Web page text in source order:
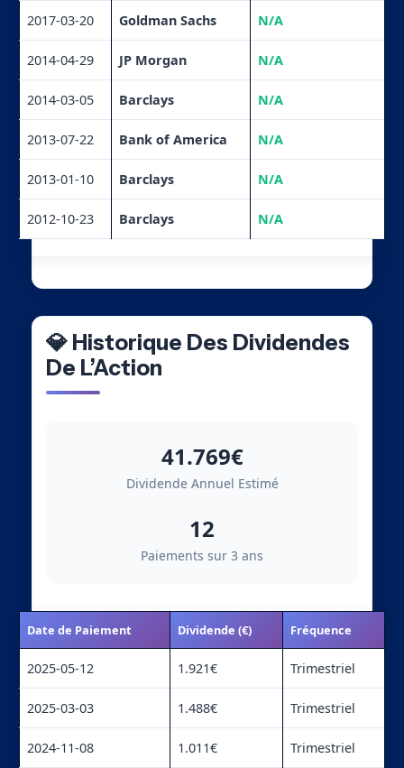
2017-03-20 Goldman Sachs N/A
2014-04-29 JP Morgan N/A
2014-03-05 Barclays N/A
2013-07-22 Bank of America N/A
2013-01-10 Barclays N/A
2012-10-23 Barclays N/A
💎 Historique Des Dividendes
De L’Action
41.769€
Dividende Annuel Estimé
12
Paiements sur 3 ans
Date de Paiement Dividende (€) Fréquence
2025-05-12 1.921€ Trimestriel
2025-03-03 1.488€ Trimestriel
2024-11-08 1.011€ Trimestriel